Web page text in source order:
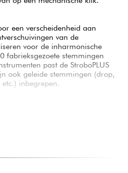
een verscheidenheid aan
van de
voor de inharmonische
fabrieksgezoete stemmingen
past de StroboPLUS
ook geleide stemmingen (drop,
inbegrepen.
en bijwerken. Maak je eigen